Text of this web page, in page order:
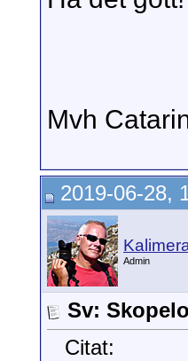
Mvh
2019-06-28,
Admin
Sv:
Citat: